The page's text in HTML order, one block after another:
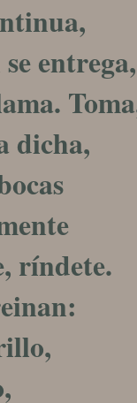
entrega,
dicha,
ríndete.